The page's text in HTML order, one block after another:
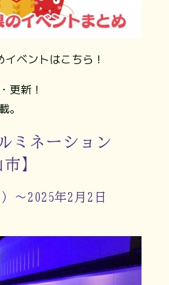
ベントはこちら！
更新！
。
ミネーション
】
～2025年2月2日